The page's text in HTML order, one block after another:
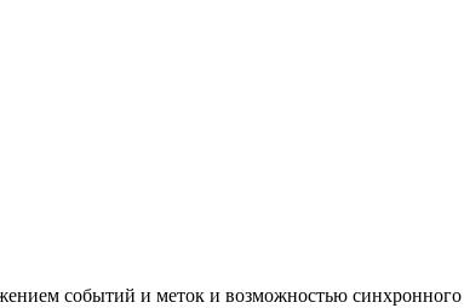
событий и меток и возможностью